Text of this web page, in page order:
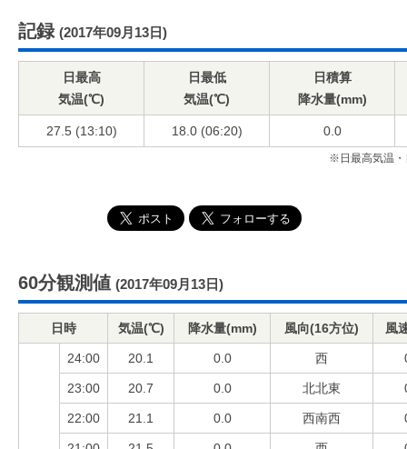
記録 (2017年09月13日)
日最高
気温(℃)
日最低
気温(℃)
日積算
降水量(mm)
27.5 (13:10) 18.0 (06:20) 0.0
※日最高気温・
60分観測値 (2017年09月13日)
日時 気温(℃) 降水量(mm) 風向(16方位) 風
24:00 20.1 0.0 西
23:00 20.7 0.0 北北東
22:00 21.1 0.0 西南西